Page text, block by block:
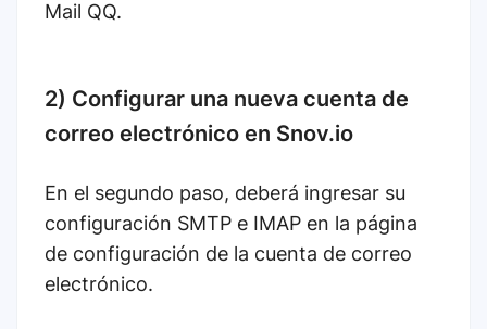
Mail QQ.
2) Configurar una nueva cuenta de
correo electrónico en Snov.io
En el segundo paso, deberá ingresar su
configuración SMTP e IMAP en la página
de configuración de la cuenta de correo
electrónico.